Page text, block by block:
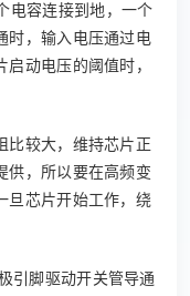
电容连接到地，一个
时，输入电压通过电
动电压的阈值时，
比较大，维持芯片正
供，所以要在高频变
旦芯片开始工作，绕
引脚驱动开关管导通